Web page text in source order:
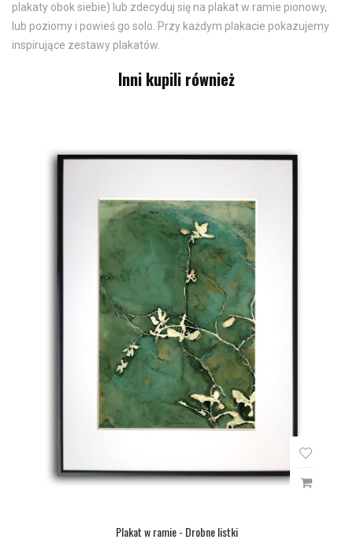
plakaty obok siebie) lub zdecyduj się na plakat w ramie pionowy,
lub poziomy i powieś go solo. Przy każdym plakacie pokazujemy
inspirujące zestawy plakatów.
Inni kupili również
Plakat w ramie - Drobne listki